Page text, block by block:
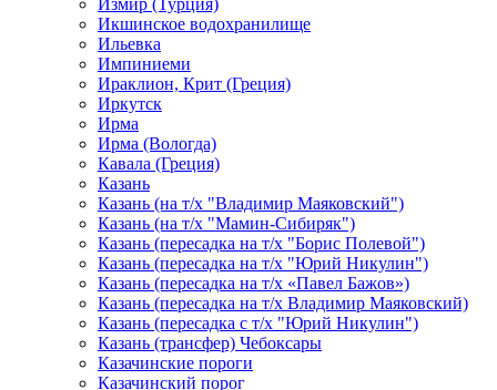
Измир (Турция)
Икшинское водохранилище
Ильевка
Импиниеми
Ираклион, Крит (Греция)
Иркутск
Ирма
Ирма (Вологда)
Кавала (Греция)
Казань
Казань (на т/х "Владимир Маяковский")
Казань (на т/х "Мамин-Сибиряк")
Казань (пересадка на т/х "Борис Полевой")
Казань (пересадка на т/х "Юрий Никулин")
Казань (пересадка на т/х «Павел Бажов»)
Казань (пересадка на т/х Владимир Маяковский)
Казань (пересадка с т/х "Юрий Никулин")
Казань (трансфер) Чебоксары
Казачинские пороги
Казачинский порог